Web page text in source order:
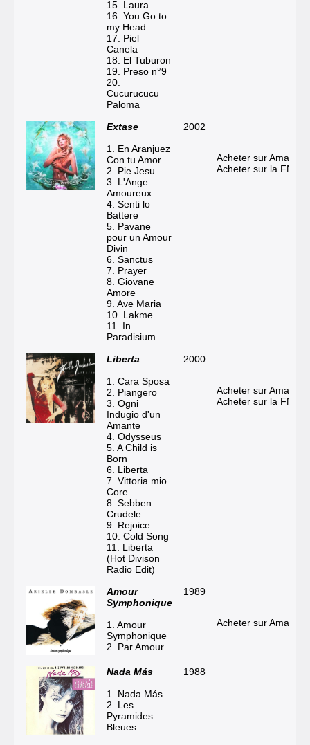
15. Laura
16. You Go to
my Head
17. Piel
Canela
18. El Tuburon
19. Preso n°9
20.
Cucurucucu
Paloma
Extase
1. En Aranjuez
Con tu Amor
2. Pie Jesu
3. L'Ange
Amoureux
4. Senti lo
Battere
5. Pavane
pour un Amour
Divin
6. Sanctus
7. Prayer
8. Giovane
Amore
9. Ave Maria
10. Lakme
11. In
Paradisium
2002
Acheter sur Amazon
Acheter sur la FNAC
Liberta
1. Cara Sposa
2. Piangero
3. Ogni
Indugio d'un
Amante
4. Odysseus
5. A Child is
Born
6. Liberta
7. Vittoria mio
Core
8. Sebben
Crudele
9. Rejoice
10. Cold Song
11. Liberta
(Hot Divison
Radio Edit)
2000
Acheter sur Amazon
Acheter sur la FNAC
Amour
Symphonique
1. Amour
Symphonique
2. Par Amour
1989
Acheter sur Amazon
Nada Más
1. Nada Más
2. Les
Pyramides
Bleues
1988